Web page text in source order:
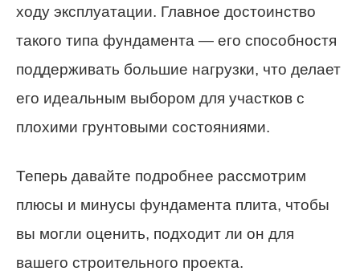
ходу эксплуатации. Главное достоинство
такого типа фундамента — его способностя
поддерживать большие нагрузки, что делает
его идеальным выбором для участков с
плохими грунтовыми состояниями.
Теперь давайте подробнее рассмотрим
плюсы и минусы фундамента плита, чтобы
вы могли оценить, подходит ли он для
вашего строительного проекта.